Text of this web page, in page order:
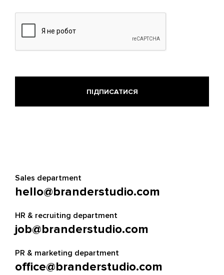
Sales department
hello@branderstudio.com
HR & recruiting department
job@branderstudio.com
PR & marketing department
office@branderstudio.com